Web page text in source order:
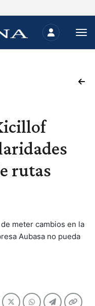
rutas
meter cambios en la
Aubasa no pueda